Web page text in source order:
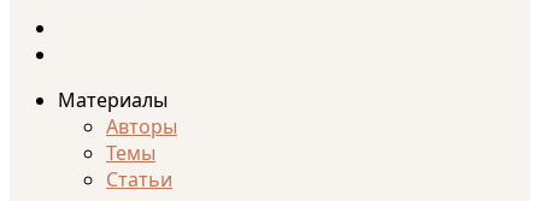
Материалы
Авторы
Темы
Статьи